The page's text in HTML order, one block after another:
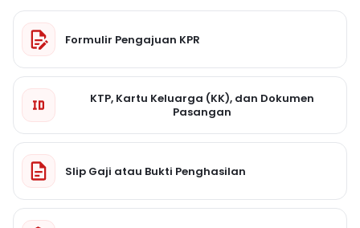
Formulir Pengajuan KPR
KTP, Kartu Keluarga (KK), dan Dokumen
Pasangan
Slip Gaji atau Bukti Penghasilan